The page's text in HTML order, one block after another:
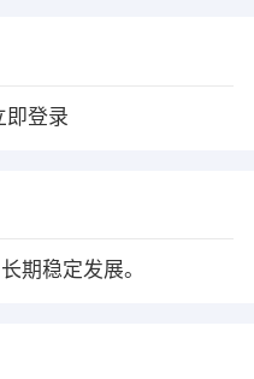
即登录
期稳定发展。